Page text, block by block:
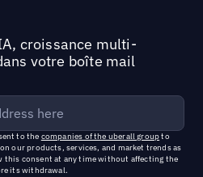
croissance multi-
votre boîte mail
to the companies of the uberall groupto
our products, services, and market trends as
this consent at any time without affecting the
its withdrawal.